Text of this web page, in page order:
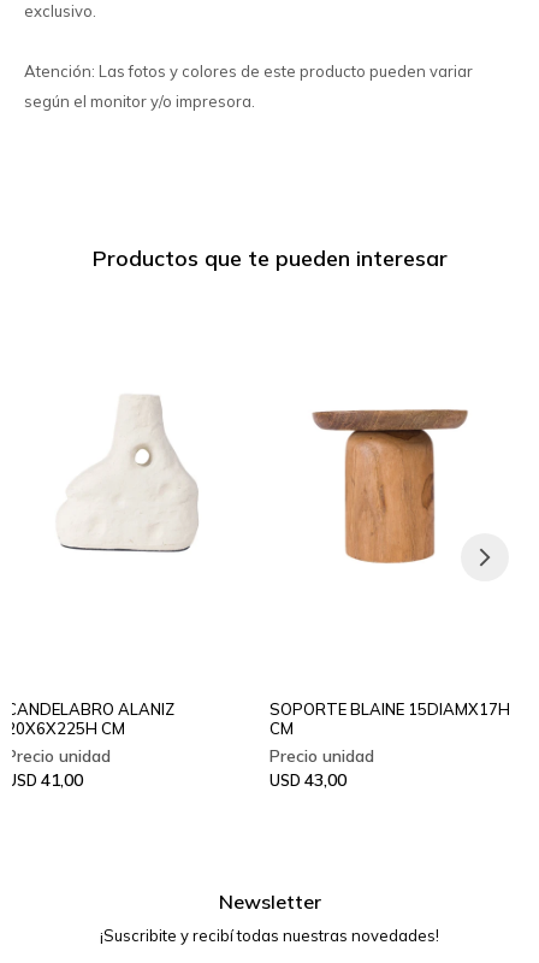
exclusivo.
Atención: Las fotos y colores de este producto pueden variar
según el monitor y/o impresora.
Productos que te pueden interesar
CANDELABRO ALANIZ
20X6X225H CM
USD 41,00
SOPORTE BLAINE 15DIAMX17H
CM
USD 43,00
Newsletter
¡Suscribite y recibí todas nuestras novedades!